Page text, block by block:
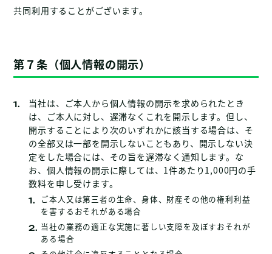
共同利用することがございます。
第７条（個人情報の開示）
当社は、ご本人から個人情報の開示を求められたとき
は、ご本人に対し、遅滞なくこれを開示します。但し、
開示することにより次のいずれかに該当する場合は、そ
の全部又は一部を開示しないこともあり、開示しない決
定をした場合には、その旨を遅滞なく通知します。な
お、個人情報の開示に際しては、1件あたり1,000円の手
数料を申し受けます。
ご本人又は第三者の生命、身体、財産その他の権利利益
を害するおそれがある場合
当社の業務の適正な実施に著しい支障を及ぼすおそれが
ある場合